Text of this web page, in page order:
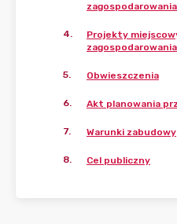
4.
Projekty
5. Obwieszczenia
6. Akt planowania
7. Warunki zabudowy
8. Cel publiczny